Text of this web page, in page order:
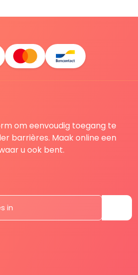
om eenvoudig toegang te
barrières. Maak online een
u ook bent.